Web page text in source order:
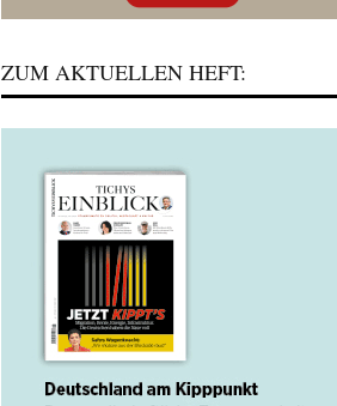
ZUM AKTUELLEN HEFT: